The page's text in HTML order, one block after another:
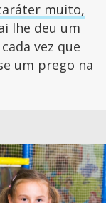
muito,
lhe deu um
vez que
um prego na